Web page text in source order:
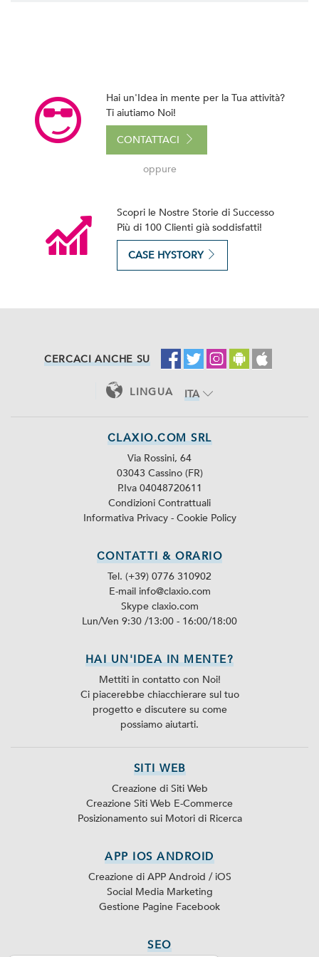
Hai un'Idea in mente per la Tua attività?
Ti aiutiamo Noi!
CONTATTACI
oppure
Scopri le Nostre Storie di Successo
Più di 100 Clienti già soddisfatti!
CASE HYSTORY
CERCACI ANCHE SU
LINGUA
ITA
CLAXIO.COM SRL
Via Rossini, 64
03043 Cassino (FR)
P.Iva 04048720611
Condizioni Contrattuali
Informativa Privacy - Cookie Policy
CONTATTI & ORARIO
Tel. (+39) 0776 310902
E-mail info@claxio.com
Skype claxio.com
Lun/Ven 9:30 /13:00 - 16:00/18:00
HAI UN'IDEA IN MENTE?
Mettiti in contatto con Noi!
Ci piacerebbe chiacchierare sul tuo
progetto e discutere su come
possiamo aiutarti.
SITI WEB
Creazione di Siti Web
Creazione Siti Web E-Commerce
Posizionamento sui Motori di Ricerca
APP IOS ANDROID
Creazione di APP Android / iOS
Social Media Marketing
Gestione Pagine Facebook
SEO